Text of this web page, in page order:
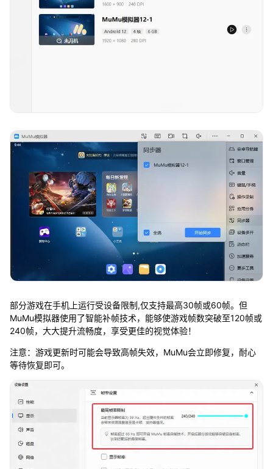
部分游戏在手机上运行受设备限制,仅支持最高30帧或60帧。但
MuMu模拟器使用了智能补帧技术，能够使游戏帧数突破至120帧或
240帧，大大提升流畅度，享受更佳的视觉体验！
注意：游戏更新时可能会导致高帧失效，MuMu会立即修复，耐心
等待恢复即可。